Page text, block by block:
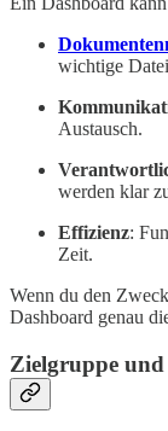
wichtige
Austausch.
werden klar
Effizienz:
Zeit.
Wenn du den
Dashboard genau
Zielgruppe und